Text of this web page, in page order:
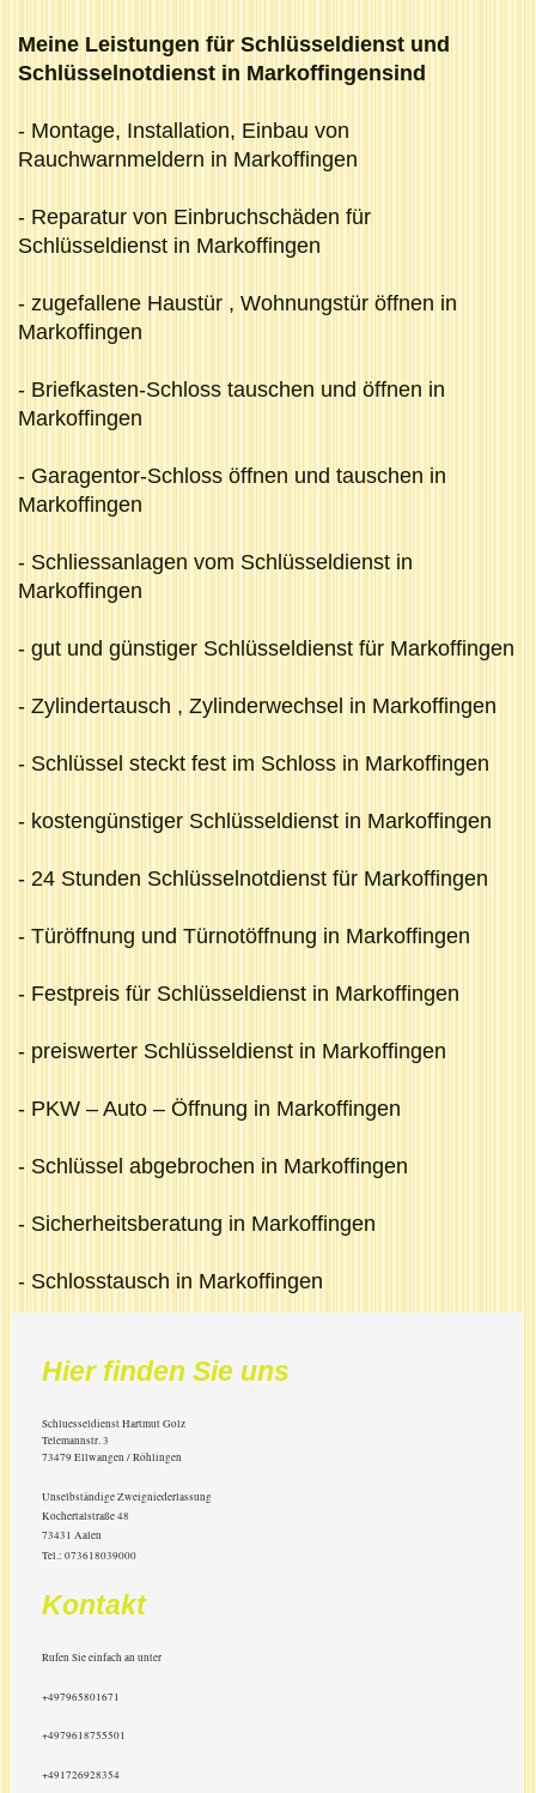
Meine Leistungen für Schlüsseldienst und
Schlüsselnotdienst in Markoffingensind
- Montage, Installation, Einbau von
Rauchwarnmeldern in Markoffingen
- Reparatur von Einbruchschäden für
Schlüsseldienst in Markoffingen
- zugefallene Haustür , Wohnungstür öffnen in
Markoffingen
- Briefkasten-Schloss tauschen und öffnen in
Markoffingen
- Garagentor-Schloss öffnen und tauschen in
Markoffingen
- Schliessanlagen vom Schlüsseldienst in
Markoffingen
- gut und günstiger Schlüsseldienst für Markoffingen
- Zylindertausch , Zylinderwechsel in Markoffingen
- Schlüssel steckt fest im Schloss in Markoffingen
- kostengünstiger Schlüsseldienst in Markoffingen
- 24 Stunden Schlüsselnotdienst für Markoffingen
- Türöffnung und Türnotöffnung in Markoffingen
- Festpreis für Schlüsseldienst in Markoffingen
- preiswerter Schlüsseldienst in Markoffingen
- PKW – Auto – Öffnung in Markoffingen
- Schlüssel abgebrochen in Markoffingen
- Sicherheitsberatung in Markoffingen
- Schlosstausch in Markoffingen
Hier finden Sie uns
Schluesseldienst Hartmut Golz
Telemannstr.3
73479Ellwangen / Röhlingen
Unselbständige Zweigniederlassung
Kochertalstraße 48
73431 Aalen
Tel.: 073618039000
Kontakt
Rufen Sie einfach an unter
+497965801671
+4979618755501
+491726928354